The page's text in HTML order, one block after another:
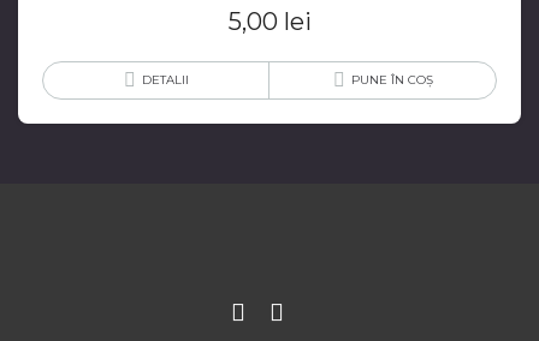
5,00 lei
DETALII PUNE ÎN COȘ